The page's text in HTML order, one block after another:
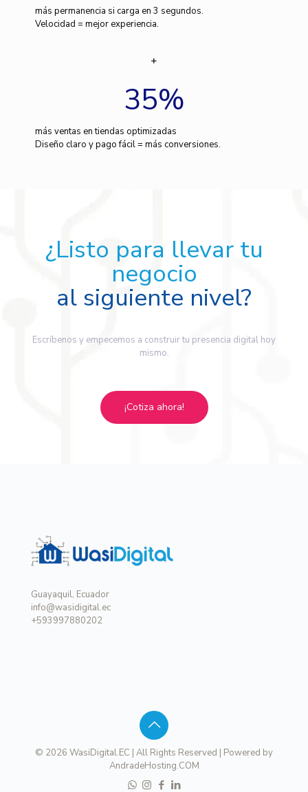
más permanencia si carga en 3 segundos.
Velocidad = mejor experiencia.
35%
más ventas en tiendas optimizadas
Diseño claro y pago fácil = más conversiones.
¿Listo para llevar tu
negocio
al siguiente nivel?
Escríbenos y empecemos a construir tu presencia digital hoy
mismo.
¡Cotiza ahora!
Guayaquil, Ecuador
info@wasidigital.ec
+593997880202
© 2026 WasiDigital.EC | All Rights Reserved | Powered by
AndradeHosting.COM